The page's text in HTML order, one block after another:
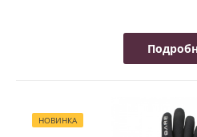
НОВИНКА